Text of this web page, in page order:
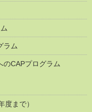
ラム
のCAPプログラム
まで）